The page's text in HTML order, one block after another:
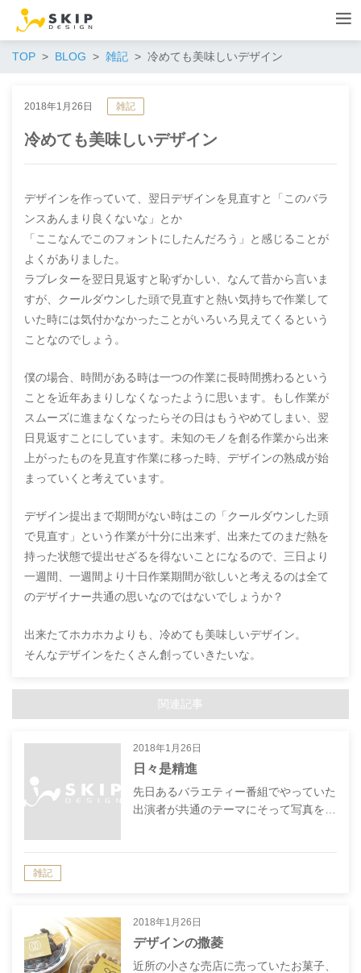
TOP BLOG 雑記 冷めても美味しいデザイン
2018年1月26日 雑記
冷めても美味しいデザイン
デザインを作っていて、翌日デザインを見直すと「このバラ
ンスあんまり良くないな」とか
「ここなんでこのフォントにしたんだろう」と感じることが
よくがありました。
ラブレターを翌日見返すと恥ずかしい、なんて昔から言いま
すが、クールダウンした頭で見直すと熱い気持ちで作業して
いた時には気付かなかったことがいろいろ見えてくるという
ことなのでしょう。
僕の場合、時間がある時は一つの作業に長時間携わるという
ことを近年あまりしなくなったように思います。もし作業が
スムーズに進まなくなったらその日はもうやめてしまい、翌
日見返すことにしています。未知のモノを創る作業から出来
上がったものを見直す作業に移った時、デザインの熟成が始
まっていくと考えています。
デザイン提出まで期間がない時はこの「クールダウンした頭
で見直す」という作業が十分に出来ず、出来たてのまだ熱を
持った状態で提出せざるを得ないことになるので、三日より
一週間、一週間より十日作業期間が欲しいと考えるのは全て
のデザイナー共通の思いなのではないでしょうか？
出来たてホカホカよりも、冷めても美味しいデザイン。
そんなデザインをたくさん創っていきたいな。
関連記事
2018年1月26日
日々是精進
先日あるバラエティー番組でやっていた
出演者が共通のテーマにそって写真を…
雑記
2018年1月26日
デザインの撒菱
近所の小さな売店に売っていたお菓子、